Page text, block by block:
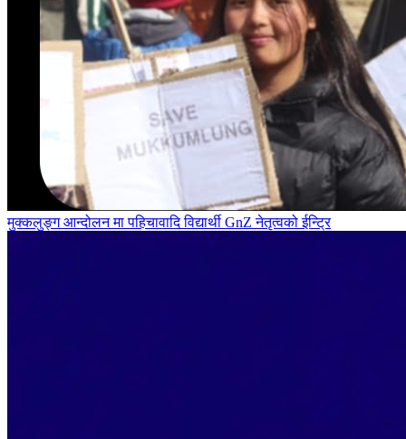
मुक्कलुङ्ग आन्दोलन मा पहिचावादि विद्यार्थी GnZ नेतृत्वको ईन्ट्रि